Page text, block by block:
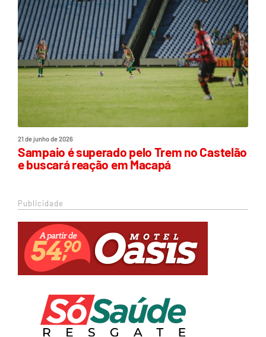
21 de junho de 2026
Sampaio é superado pelo Trem no Castelão
e buscará reação em Macapá
Publicidade